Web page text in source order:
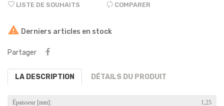
LISTE DE SOUHAITS COMPARER
 Derniers articles en stock
Partager
LA DESCRIPTION DÉTAILS DU PRODUIT
Épaisseur [mm]: 1,25